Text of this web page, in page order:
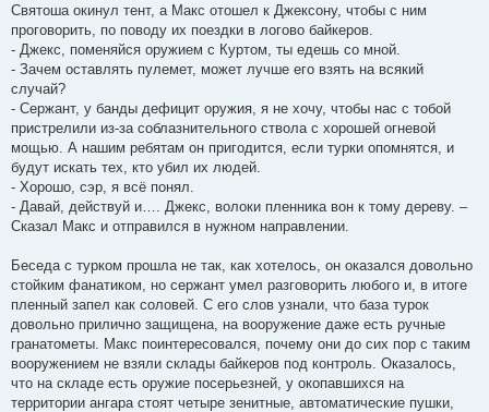
Святоша окинул тент, а Макс отошел к Джексону, чтобы с ним
проговорить, по поводу их поездки в логово байкеров.
- Джекс, поменяйся оружием с Куртом, ты едешь со мной.
- Зачем оставлять пулемет, может лучше его взять на всякий
случай?
- Сержант, у банды дефицит оружия, я не хочу, чтобы нас с тобой
пристрелили из-за соблазнительного ствола с хорошей огневой
мощью. А нашим ребятам он пригодится, если турки опомнятся, и
будут искать тех, кто убил их людей.
- Хорошо, сэр, я всё понял.
- Давай, действуй и…. Джекс, волоки пленника вон к тому дереву. –
Сказал Макс и отправился в нужном направлении.
Беседа с турком прошла не так, как хотелось, он оказался довольно
стойким фанатиком, но сержант умел разговорить любого и, в итоге
пленный запел как соловей. С его слов узнали, что база турок
довольно прилично защищена, на вооружение даже есть ручные
гранатометы. Макс поинтересовался, почему они до сих пор с таким
вооружением не взяли склады байкеров под контроль. Оказалось,
что на складе есть оружие посерьезней, у окопавшихся на
территории ангара стоят четыре зенитные, автоматические пушки,